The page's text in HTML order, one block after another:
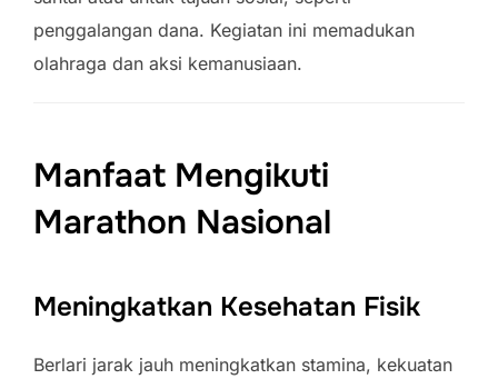
penggalangan dana. Kegiatan ini memadukan
olahraga dan aksi kemanusiaan.
Manfaat Mengikuti
Marathon Nasional
Meningkatkan Kesehatan Fisik
Berlari jarak jauh meningkatkan stamina, kekuatan